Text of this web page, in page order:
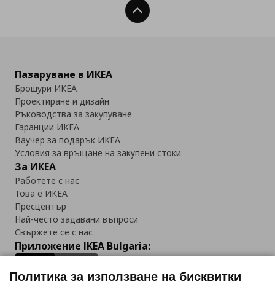
Нагоре
Пазаруване в ИКЕА
Брошури ИКЕА
Проектиране и дизайн
Ръководства за закупуване
Гаранции ИКЕА
Ваучер за подарък ИКЕА
Условия за връщане на закупени стоки
За ИКЕА
Работете с нас
Това е ИКЕА
Пресцентър
Най-често задавани въпроси
Свържете се с нас
Приложение IKEA Bulgaria:
Политика за използване на бисквитки